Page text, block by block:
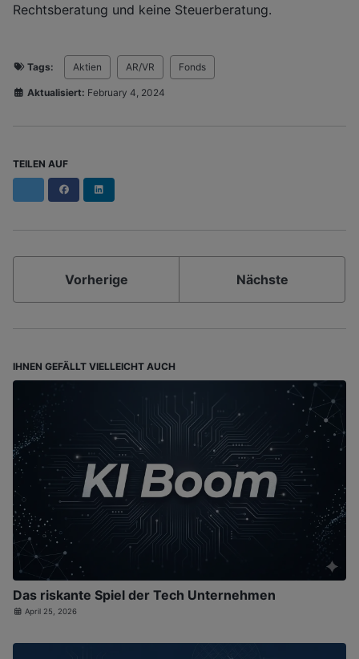
Rechtsberatung und keine Steuerberatung.
Tags: Aktien AR/VR Fonds
Aktualisiert: February 4, 2024
TEILEN AUF
Facebook
Vorherige Nächste
IHNEN GEFÄLLT VIELLEICHT AUCH
Das riskante Spiel der Tech Unternehmen
April 25, 2026